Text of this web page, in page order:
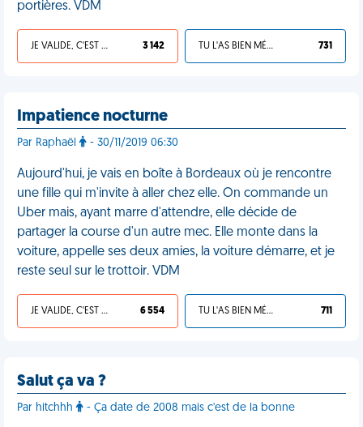
portières. VDM
JE VALIDE, C'EST UNE VDM 3 142 TU L'AS BIEN MÉRITÉ 731
Impatience nocturne
Par Raphaël - 30/11/2019 06:30
Aujourd'hui, je vais en boîte à Bordeaux où je rencontre
une fille qui m'invite à aller chez elle. On commande un
Uber mais, ayant marre d'attendre, elle décide de
partager la course d'un autre mec. Elle monte dans la
voiture, appelle ses deux amies, la voiture démarre, et je
reste seul sur le trottoir. VDM
JE VALIDE, C'EST UNE VDM 6 554 TU L'AS BIEN MÉRITÉ 711
Salut ça va ?
Par hitchhh - Ça date de 2008 mais c'est de la bonne